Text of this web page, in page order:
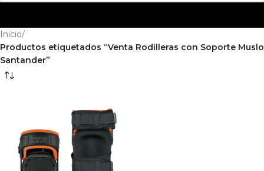
Inicio/
Productos etiquetados “Venta Rodilleras con Soporte Muslo
Santander”